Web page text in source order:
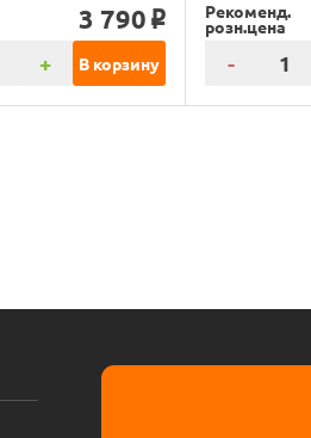
3 790 o
+ В корзину
Рекоменд.
розн.цена
-